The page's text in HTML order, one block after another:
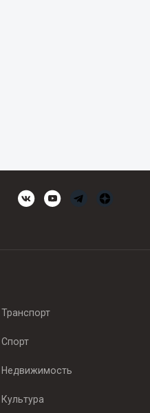
Транспорт
Спорт
Недвижимость
Культура